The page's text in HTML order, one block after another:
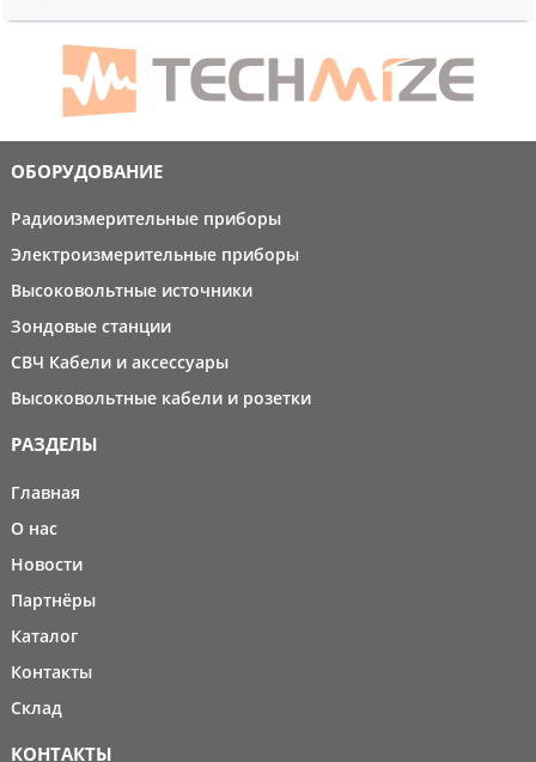
ОБОРУДОВАНИЕ
Радиоизмерительные приборы
Электроизмерительные приборы
Высоковольтные источники
Зондовые станции
СВЧ Кабели и аксессуары
Высоковольтные кабели и розетки
РАЗДЕЛЫ
Главная
О нас
Новости
Партнёры
Каталог
Контакты
Склад
КОНТАКТЫ